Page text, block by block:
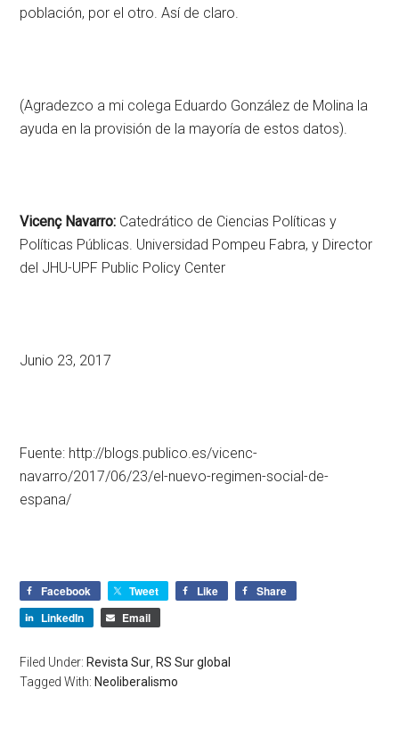
población, por el otro. Así de claro.
(Agradezco a mi colega Eduardo González de Molina la
ayuda en la provisión de la mayoría de estos datos).
Vicenç Navarro: Catedrático de Ciencias Políticas y
Políticas Públicas. Universidad Pompeu Fabra, y Director
del JHU-UPF Public Policy Center
Junio 23, 2017
Fuente: http://blogs.publico.es/vicenc-
navarro/2017/06/23/el-nuevo-regimen-social-de-
espana/
Facebook Tweet Like
Share
LinkedIn
Email
Filed Under: Revista Sur RS Sur global
Tagged With: Neoliberalismo